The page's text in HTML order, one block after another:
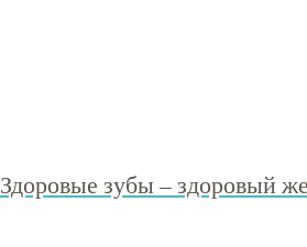
Здоровые зубы – здоровый